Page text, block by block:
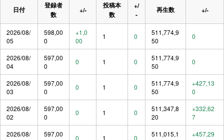
日付
登録者
数
+/-
投稿本
数
+/
-
再生数 +/-
2026/08/
05
598,00
0
+1,0
00
1 0
511,774,9
50
0
2026/08/
04
597,00
0
0 1 0
511,774,9
50
0
2026/08/
03
597,00
0
0 1 0
511,774,9
50
+427,13
0
2026/08/
02
597,00
0
0 1 0
511,347,8
20
+332,62
7
2026/08/
597,00
0 1 0
511,015,1
+457,29